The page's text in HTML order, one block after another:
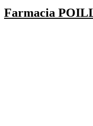
Farmacia